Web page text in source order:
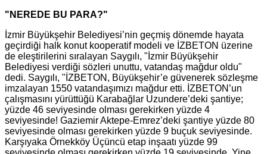
"NEREDE BU PARA?"
İzmir Büyükşehir Belediyesi’nin geçmiş dönemde hayata
geçirdiği halk konut kooperatif modeli ve İZBETON üzerine
de eleştirilerini sıralayan Saygılı, "İzmir Büyükşehir
Belediyesi verdiği sözleri unuttu, vatandaş mağdur oldu"
dedi. Saygılı, "İZBETON, Büyükşehir’e güvenerek sözleşme
imzalayan 1550 vatandaşımızı mağdur etti. İZBETON’un
çalışmasını yürüttüğü Karabağlar Uzundere’deki şantiye;
yüzde 46 seviyesinde olması gerekirken yüzde 4
seviyesinde! Gaziemir Aktepe-Emrez’deki şantiye yüzde 80
seviyesinde olması gerekirken yüzde 9 buçuk seviyesinde.
Karşıyaka Örnekköy Üçüncü etap inşaatı yüzde 99